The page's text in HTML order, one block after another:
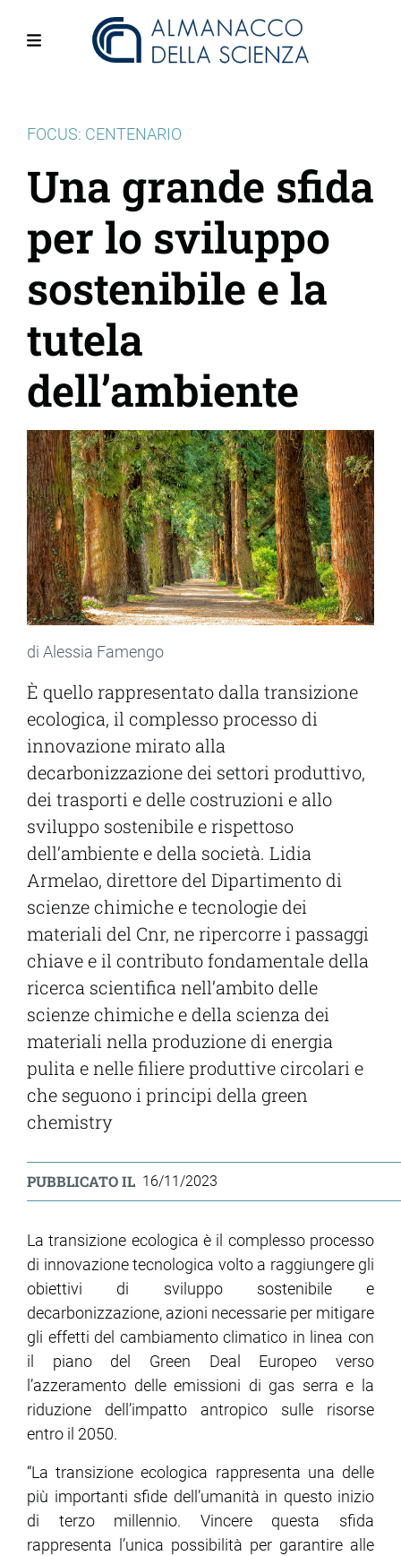
FOCUS: CENTENARIO
Una grande sfida
per lo sviluppo
sostenibile e la
tutela
dell’ambiente
di Alessia Famengo
È quello rappresentato dalla transizione
ecologica, il complesso processo di
innovazione mirato alla
decarbonizzazione dei settori produttivo,
dei trasporti e delle costruzioni e allo
sviluppo sostenibile e rispettoso
dell’ambiente e della società. Lidia
Armelao, direttore del Dipartimento di
scienze chimiche e tecnologie dei
materiali del Cnr, ne ripercorre i passaggi
chiave e il contributo fondamentale della
ricerca scientifica nell’ambito delle
scienze chimiche e della scienza dei
materiali nella produzione di energia
pulita e nelle filiere produttive circolari e
che seguono i principi della green
chemistry
PUBBLICATO IL 16/11/2023
La transizione ecologica è il complesso processo
di innovazione tecnologica volto a raggiungere gli
obiettivi di sviluppo sostenibile e
decarbonizzazione, azioni necessarie per mitigare
gli effetti del cambiamento climatico in linea con
il piano del Green Deal Europeo verso
l’azzeramento delle emissioni di gas serra e la
riduzione dell’impatto antropico sulle risorse
entro il 2050.
“La transizione ecologica rappresenta una delle
più importanti sfide dell’umanità in questo inizio
di terzo millennio. Vincere questa sfida
rappresenta l’unica possibilità per garantire alle